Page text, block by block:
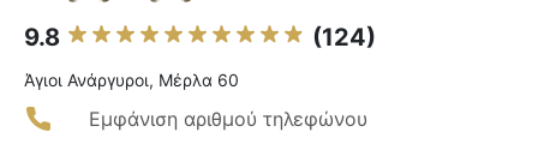
9.8 (124)
Άγιοι Ανάργυροι, Μέρλα 60
Εμφάνιση αριθμού τηλεφώνου